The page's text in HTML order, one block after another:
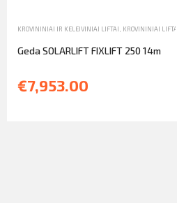
KROVININIAI IR KELEIVINIAI LIFTAI KROVININIAI LIFTAI
Geda SOLARLIFT FIXLIFT 250 14m
€7,953.00